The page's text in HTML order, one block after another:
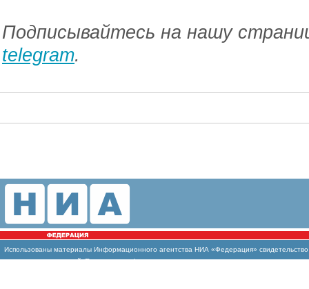
Подписывайтесь на нашу
telegram.
Использованы материалы Информационного агентства НИА «Федерация»
массовых коммуникаций (Роскомнадзор)